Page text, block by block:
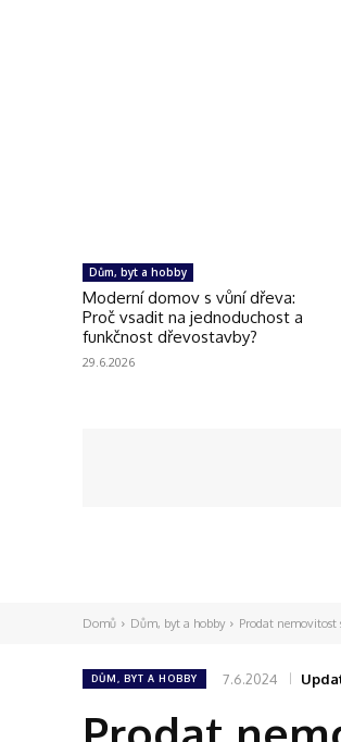
Dům, byt a hobby
Moderní domov s vůní dřeva:
Proč vsadit na jednoduchost a
funkčnost dřevostavby?
29.6.2026